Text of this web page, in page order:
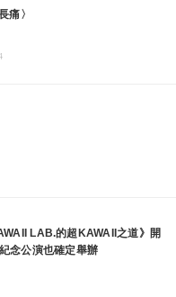
痛〉
LAB.的超KAWAII之道》開
念公演也確定舉辦